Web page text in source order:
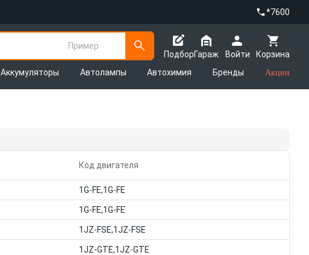
*7600
Пример
Подбор
Корзина
Гараж
Войти
Аккумуляторы Автолампы Автохимия Бренды Акции
Код двигателя
1G-FE,1G-FE
1G-FE,1G-FE
1JZ-FSE,1JZ-FSE
1JZ-GTE,1JZ-GTE